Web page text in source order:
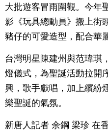
大批遊客冒雨圍觀。今年
影《玩具總動員》搬上街
豬仔的可愛造型，配合華
台灣明星陳建州與范瑋琪
燈儀式，為聖誕活動拉開
興，歌手獻唱，加上繽紛
樂聖誕的氣氛。
新唐人記者 余鋼 梁珍 在